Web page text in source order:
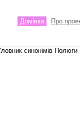
Домівка Про